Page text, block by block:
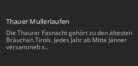
Thauer Mullerlaufen
Die Thaurer Fasnacht gehört zu den ältesten
Bräuchen Tirols. Jedes Jahr ab Mitte Jänner
versammelt s..